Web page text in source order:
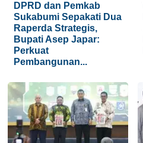
DPRD dan Pemkab
Sukabumi Sepakati Dua
Raperda Strategis,
Bupati Asep Japar:
Perkuat
Pembangunan...